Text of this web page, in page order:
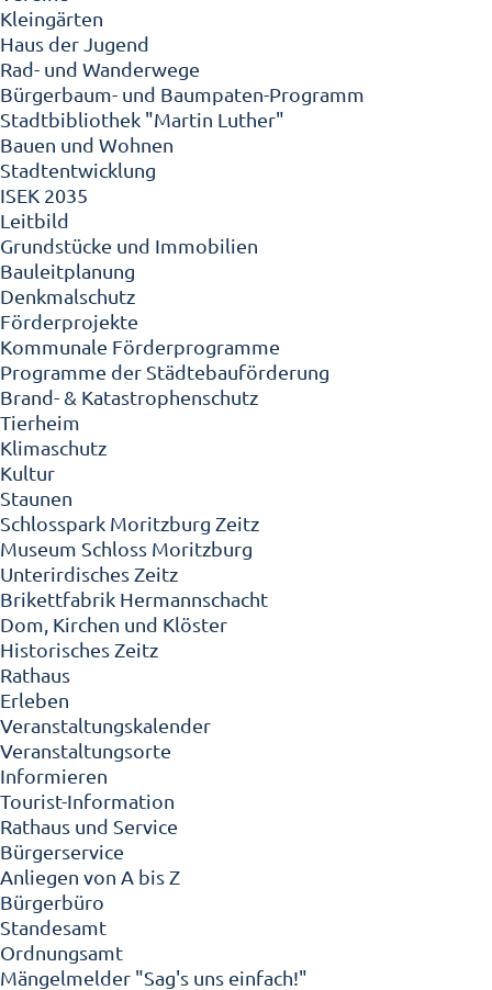
Kleingärten
Haus der Jugend
Rad- und Wanderwege
Bürgerbaum- und Baumpaten-Programm
Stadtbibliothek "Martin Luther"
Bauen und Wohnen
Stadtentwicklung
ISEK 2035
Leitbild
Grundstücke und Immobilien
Bauleitplanung
Denkmalschutz
Förderprojekte
Kommunale Förderprogramme
Programme der Städtebauförderung
Brand- & Katastrophenschutz
Tierheim
Klimaschutz
Kultur
Staunen
Schlosspark Moritzburg Zeitz
Museum Schloss Moritzburg
Unterirdisches Zeitz
Brikettfabrik Hermannschacht
Dom, Kirchen und Klöster
Historisches Zeitz
Rathaus
Erleben
Veranstaltungskalender
Veranstaltungsorte
Informieren
Tourist-Information
Rathaus und Service
Bürgerservice
Anliegen von A bis Z
Bürgerbüro
Standesamt
Ordnungsamt
Mängelmelder "Sag's uns einfach!"